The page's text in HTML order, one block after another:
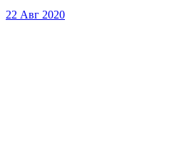
22 Авг 2020